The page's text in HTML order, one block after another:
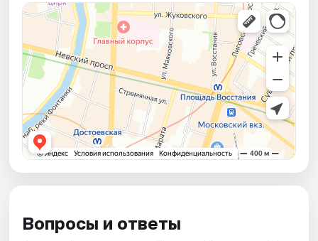
Вопросы и ответы